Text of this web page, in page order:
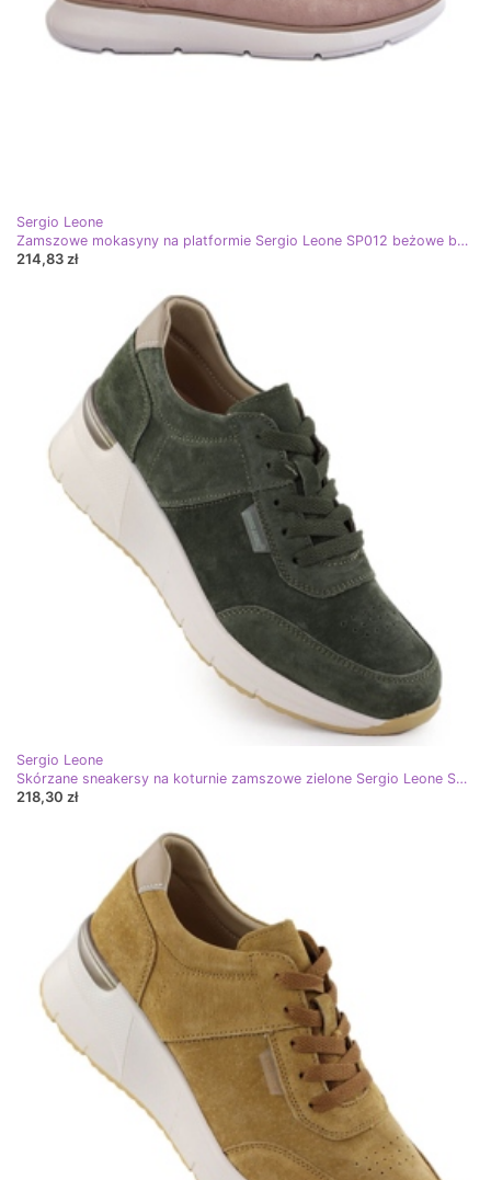
Sergio Leone
Zamszowe mokasyny na platformie Sergio Leone SP012 beżowe beżowy
214,83 zł
Sergio Leone
Skórzane sneakersy na koturnie zamszowe zielone Sergio Leone SP104
218,30 zł